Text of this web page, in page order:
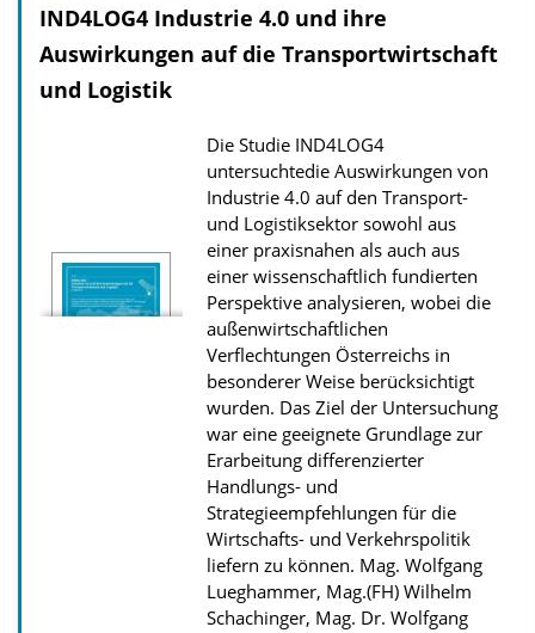
l
o
s
z
u
r
P
u
b
l
i
k
a
t
i
o
n
IND4LOG4 Industrie 4.0 und ihre
Auswirkungen auf die Transportwirtschaft
und Logistik
Die Studie IND4LOG4
untersuchtedie Auswirkungen von
Industrie 4.0 auf den Transport-
und Logistiksektor sowohl aus
einer praxisnahen als auch aus
einer wissenschaftlich fundierten
Perspektive analysieren, wobei die
außenwirtschaftlichen
Verflechtungen Österreichs in
besonderer Weise berücksichtigt
wurden. Das Ziel der Untersuchung
war eine geeignete Grundlage zur
Erarbeitung differenzierter
Handlungs- und
Strategieempfehlungen für die
Wirtschafts- und Verkehrspolitik
liefern zu können. Mag. Wolfgang
Lueghammer, Mag.(FH) Wilhelm
Schachinger, Mag. Dr. Wolfgang